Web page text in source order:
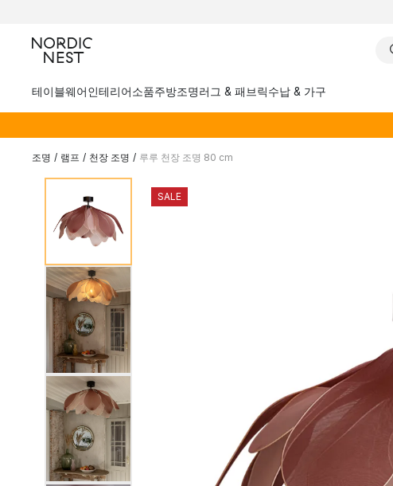
테이블웨어인테리어소품주방조명러그 & 패브릭수납 & 가구
조명 / 램프 / 천장 조명 / 루루 천장 조명 80 cm
SALE